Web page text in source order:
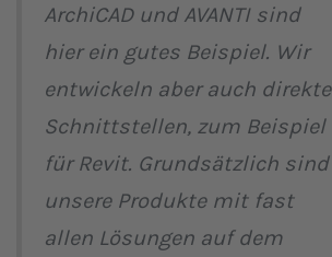
ArchiCAD und AVANTI sind
hier ein gutes Beispiel. Wir
entwickeln aber auch direkte
Schnittstellen, zum Beispiel
für Revit. Grundsätzlich sind
unsere Produkte mit fast
allen Lösungen auf dem